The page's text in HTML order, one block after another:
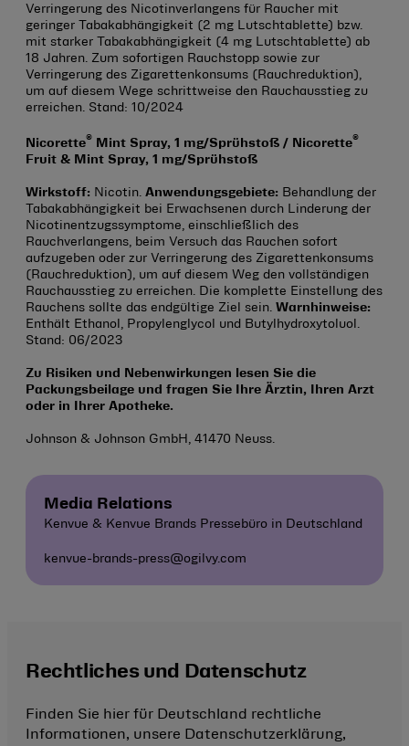
Verringerung des Nicotinverlangens für Raucher mit
geringer Tabakabhängigkeit (2 mg Lutschtablette) bzw.
mit starker Tabakabhängigkeit (4 mg Lutschtablette) ab
18 Jahren. Zum sofortigen Rauchstopp sowie zur
Verringerung des Zigarettenkonsums (Rauchreduktion),
um auf diesem Wege schrittweise den Rauchausstieg zu
erreichen. Stand: 10/2024
Nicorette® Mint Spray, 1 mg/Sprühstoß / Nicorette®
Fruit & Mint Spray, 1 mg/Sprühstoß
Wirkstoff: Nicotin. Anwendungsgebiete: Behandlung der
Tabakabhängigkeit bei Erwachsenen durch Linderung der
Nicotinentzugssymptome, einschließlich des
Rauchverlangens, beim Versuch das Rauchen sofort
aufzugeben oder zur Verringerung des Zigarettenkonsums
(Rauchreduktion), um auf diesem Weg den vollständigen
Rauchausstieg zu erreichen. Die komplette Einstellung des
Rauchens sollte das endgültige Ziel sein. Warnhinweise:
Enthält Ethanol, Propylenglycol und Butylhydroxytoluol.
Stand: 06/2023
Zu Risiken und Nebenwirkungen lesen Sie die
Packungsbeilage und fragen Sie Ihre Ärztin, Ihren Arzt
oder in Ihrer Apotheke.
Johnson & Johnson GmbH, 41470 Neuss.
Media Relations
Kenvue & Kenvue Brands Pressebüro in Deutschland
kenvue-brands-press@ogilvy.com
Rechtliches und Datenschutz
Finden Sie hier für Deutschland rechtliche
Informationen, unsere Datenschutzerklärung,